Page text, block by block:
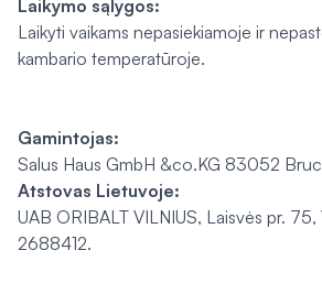
Laikymo sąlygos:
Laikyti vaikams nepasiekiamoje ir
kambario temperatūroje.
Gamintojas:
Salus Haus GmbH &co.KG 83052
Atstovas Lietuvoje:
UAB ORIBALT VILNIUS, Laisvės pr.
2688412.